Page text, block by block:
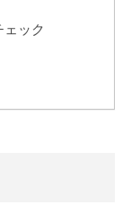
ック